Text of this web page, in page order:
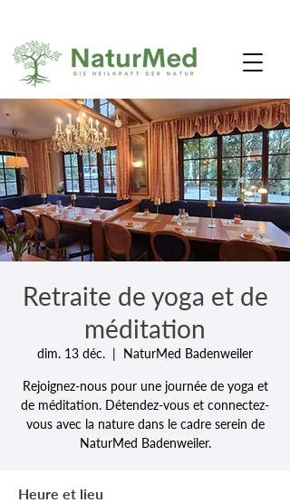
Retraite de yoga et de
méditation
dim. 13 déc.
  |
NaturMed Badenweiler
Rejoignez-nous pour une journée de yoga et
de méditation. Détendez-vous et connectez-
vous avec la nature dans le cadre serein de
NaturMed Badenweiler.
Heure et lieu